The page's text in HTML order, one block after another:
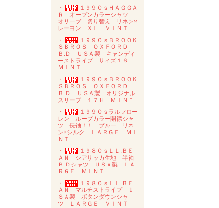
・
１９９０ｓＨＡＧＧＡ
Ｒ オープンカラーシャツ
オリーブ 切り替え リネン×
レーヨン ＸＬ ＭＩＮＴ
・
１９９０ｓＢＲＯＯＫ
ＳＢＲＯＳ ＯＸＦＯＲＤ
Ｂ.Ｄ ＵＳＡ製 キャンディ
ーストライプ サイズ１６
ＭＩＮＴ
・
１９９０ｓＢＲＯＯＫ
ＳＢＲＯＳ ＯＸＦＯＲＤ
Ｂ.Ｄ ＵＳＡ製 オリジナル
スリーブ １７Ｈ ＭＩＮＴ
・
１９９０ｓラルフロー
レン ループカラー開襟シャ
ツ 長袖！！ ブルー リネ
ン×シルク ＬＡＲＧＥ ＭＩ
ＮＴ
・
１９８０ｓＬＬ.ＢＥ
ＡＮ シアサッカ生地 半袖
Ｂ.Ｄシャツ ＵＳＡ製 ＬＡ
ＲＧＥ ＭＩＮＴ
・
１９８０ｓＬＬ.ＢＥ
ＡＮ マルチストライプ Ｕ
ＳＡ製 ボタンダウンシャ
ツ ＬＡＲＧＥ ＭＩＮＴ